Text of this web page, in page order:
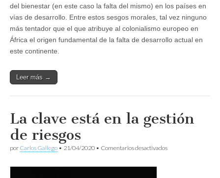
del bienestar (en este caso la falta del mismo) en los países en
vías de desarrollo. Entre estos sesgos morales, tal vez ninguno
más tentador que el que atribuye al colonialismo europeo en
África el origen fundamental de la falta de desarrollo actual en
este continente.
Leer más →
La clave está en la gestión
de riesgos
por Carlos Gallego • 21/04/2020 • Comentarios desactivadosen